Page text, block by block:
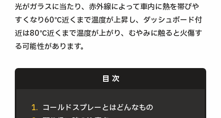
光がガラスに当たり、赤外線によって車内に熱を帯びや
すくなり60℃近くまで温度が上昇し、ダッシュボード付
近は80℃近くまで温度が上がり、むやみに触ると火傷す
る可能性があります。
コールドスプレーとはどんなもの